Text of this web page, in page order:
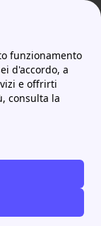
funzionamento
d'accordo, a
e offrirti
consulta la
le
e offerte
Con